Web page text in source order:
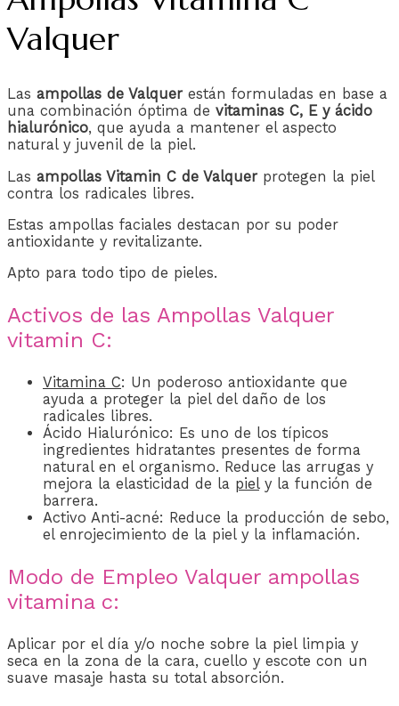
Valquer
Las ampollas de Valquer están formuladas en base a
una combinación óptima de vitaminas C, E y ácido
hialurónico, que ayuda a mantener el aspecto
natural y juvenil de la piel.
Las ampollas Vitamin C de Valquer protegen la piel
contra los radicales libres.
Estas ampollas faciales destacan por su poder
antioxidante y revitalizante.
Apto para todo tipo de pieles.
Activos de las Ampollas Valquer
vitamin C:
Vitamina C: Un poderoso antioxidante que
ayuda a proteger la piel del daño de los
radicales libres.
Ácido Hialurónico: Es uno de los típicos
ingredientes hidratantes presentes de forma
natural en el organismo. Reduce las arrugas y
mejora la elasticidad de la piel y la función de
barrera.
Activo Anti-acné: Reduce la producción de sebo,
el enrojecimiento de la piel y la inflamación.
Modo de Empleo Valquer ampollas
vitamina c:
Aplicar por el día y/o noche sobre la piel limpia y
seca en la zona de la cara, cuello y escote con un
suave masaje hasta su total absorción.